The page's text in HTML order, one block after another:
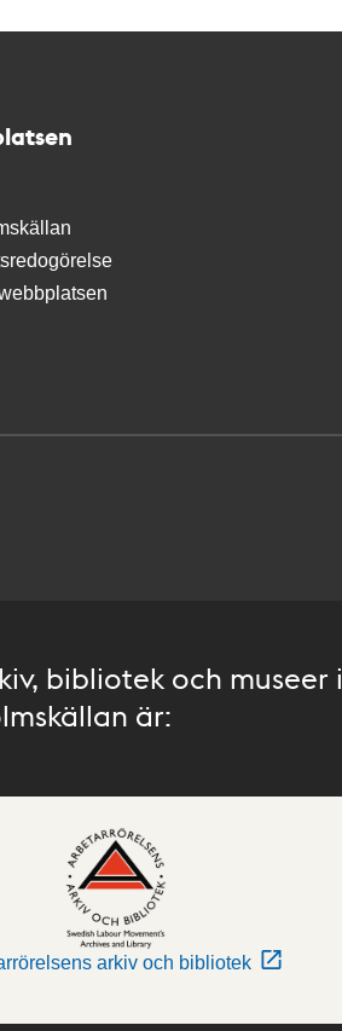
bibliotek och museer i
är:
arkiv och bibliotek